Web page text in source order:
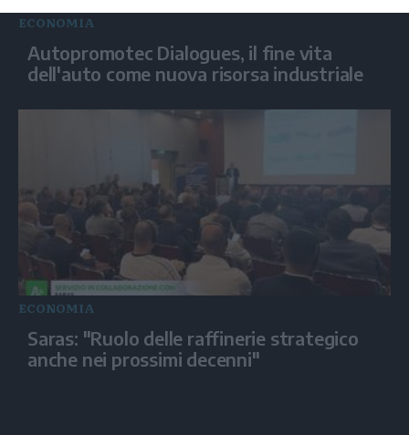
ECONOMIA
Autopromotec Dialogues, il fine vita
dell'auto come nuova risorsa industriale
ECONOMIA
Saras: "Ruolo delle raffinerie strategico
anche nei prossimi decenni"